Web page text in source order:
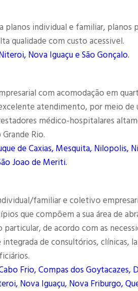
individual e familiar, planos
qualidade com custo acessivel.
Nova Iguaçu e São Gonçalo.
com acomodação em
atendimento, por meio de
médico-hospitalares
Rio.
de Caxias, Mesquita, Nilopolis,
Joao de Meriti.
familiar e coletivo
que compõem a sua área de
de acordo com as
de consultórios, clínicas,
Frio, Compas dos Goytacazes,
Nova Iguaçu, Nova Friburgo,